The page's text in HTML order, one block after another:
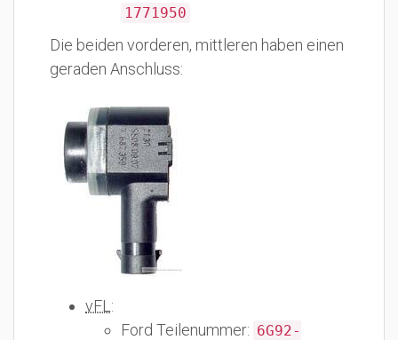
1771950
Die beiden vorderen, mittleren haben einen
geraden Anschluss:
vFL :
Ford Teilenummer: 6G92-